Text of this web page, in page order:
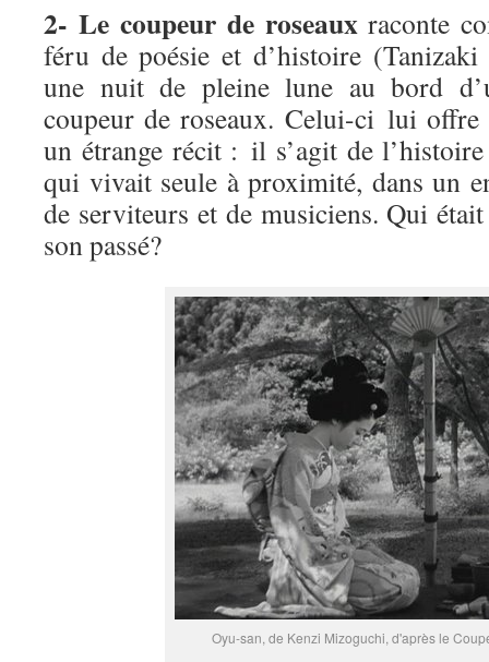
2- Le coupeur de roseaux raconte
féru de poésie et d’histoire
une nuit de pleine lune au bord
coupeur de roseaux. Celui-ci lui offre
un étrange récit : il s’agit de
qui vivait seule à proximité, dans un
de serviteurs et de musiciens. Qui
son passé?
Oyu-san, de Kenzi Mizoguchi, d'après le